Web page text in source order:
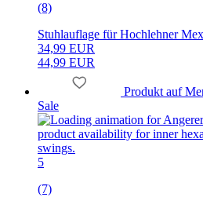
(8)
Stuhlauflage für Hochlehner
34,99 EUR
44,99 EUR
Produkt auf
Sale
5
(7)